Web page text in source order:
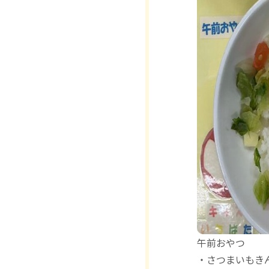
午前おやつ
・さつまいもき